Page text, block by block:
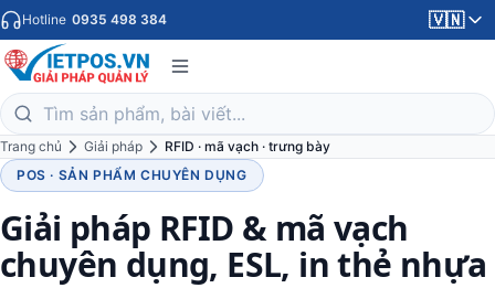
Hotline 0935 498 384 🇻🇳
Trang chủ Giải pháp
RFID · mã vạch · trưng bày
POS · SẢN PHẨM CHUYÊN DỤNG
Giải pháp RFID & mã vạch
chuyên dụng, ESL, in thẻ nhựa